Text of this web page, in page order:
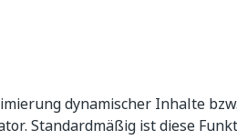
dynamischer Inhalte
Standardmäßig ist diese